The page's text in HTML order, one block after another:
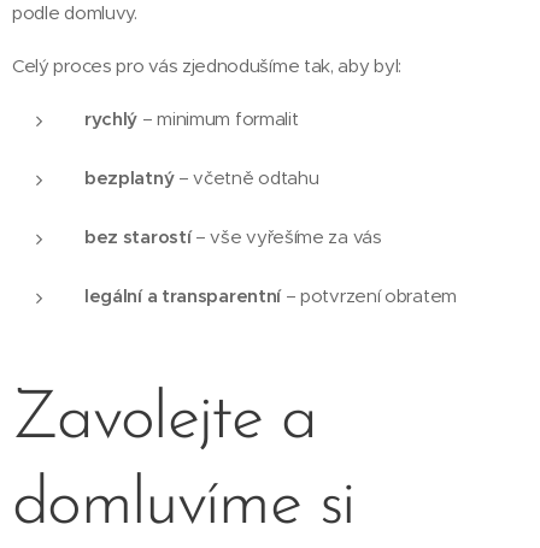
podle domluvy.
Celý proces pro vás zjednodušíme tak, aby byl:
rychlý – minimum formalit
bezplatný– včetně odtahu
bez starostí– vše vyřešíme za vás
legální a transparentní– potvrzení obratem
Zavolejte a
domluvíme si